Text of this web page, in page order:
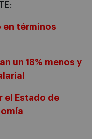
en términos
un 18% menos y
el Estado de